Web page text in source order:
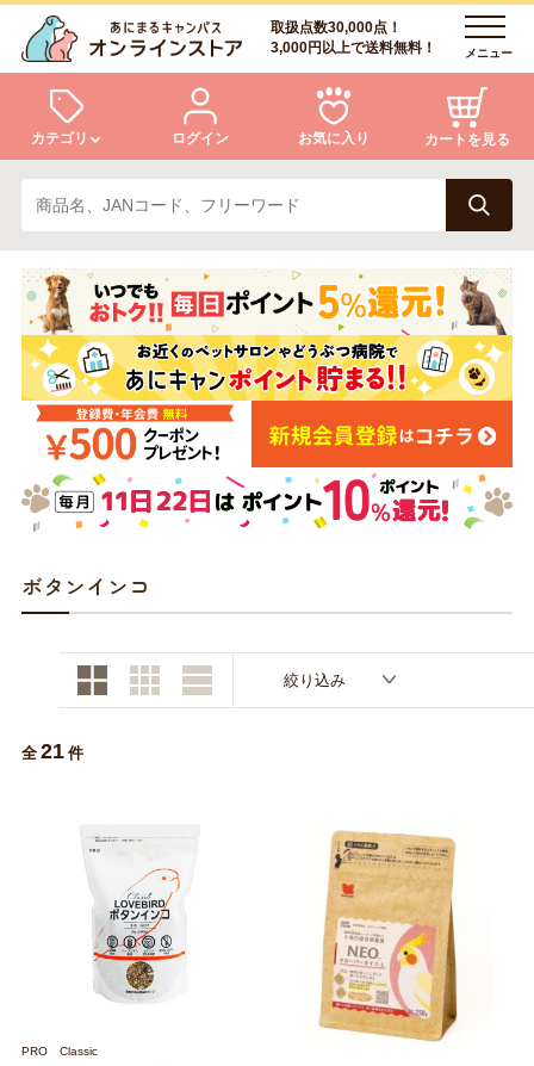
取扱点数30,000点！
3,000円以上で送料無料！
メニュー
カテゴリ
犬 猫
小動物・鳥 アクア・爬虫類・昆虫
ドッグフード キャットフード
美容・ケア用品 服・おさんぽ用品
日用品（デイリー）
トリマーグッズ シニアサポート
ログイン お気に入り カートを見る
ログイン
会員登録
あにまるキャンパスについて
アフターサービス
商品リクエスト
お問い合わせ
ボタンインコ
絞り込み
全 21 件
PRO Classic